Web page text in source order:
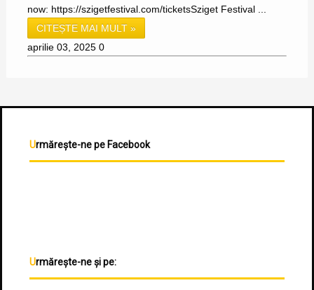
now: https://szigetfestival.com/ticketsSziget Festival ...
CITEȘTE MAI MULT »
aprilie 03, 2025 0
Urmărește-ne pe Facebook
Urmărește-ne și pe: